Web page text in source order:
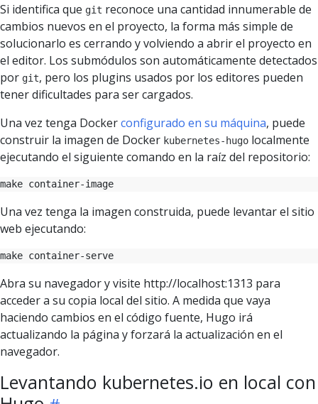
Si identifica que git reconoce una cantidad innumerable de
cambios nuevos en el proyecto, la forma más simple de
solucionarlo es cerrando y volviendo a abrir el proyecto en
el editor. Los submódulos son automáticamente detectados
por git, pero los plugins usados por los editores pueden
tener dificultades para ser cargados.
Una vez tenga Dockerconfigurado en su máquina, puede
construir la imagen de Docker kubernetes-hugo localmente
ejecutando el siguiente comando en la raíz del repositorio:
Una vez tenga la imagen construida, puede levantar el sitio
web ejecutando:
Abra su navegador y visite http://localhost:1313 para
acceder a su copia local del sitio. A medida que vaya
haciendo cambios en el código fuente, Hugo irá
actualizando la página y forzará la actualización en el
navegador.
Levantando kubernetes.io en local con